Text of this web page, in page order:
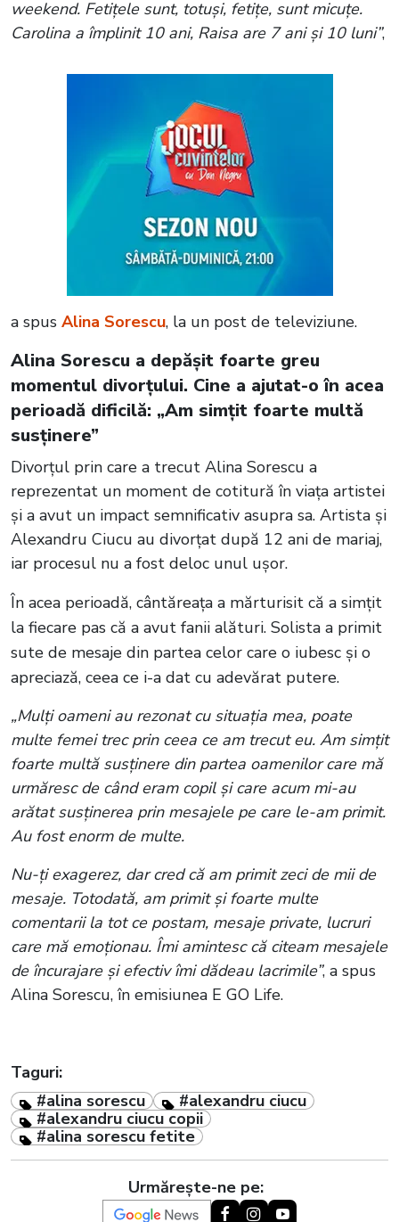
weekend. Fetițele sunt, totuși, fetițe, sunt micuțe.
Carolina a împlinit 10 ani, Raisa are 7 ani și 10 luni”,
a spus Alina Sorescu, la un post de televiziune.
Alina Sorescu a depășit foarte greu
momentul divorțului. Cine a ajutat-o în acea
perioadă dificilă: „Am simțit foarte multă
susținere”
Divorțul prin care a trecut Alina Sorescu a
reprezentat un moment de cotitură în viața artistei
și a avut un impact semnificativ asupra sa. Artista și
Alexandru Ciucu au divorțat după 12 ani de mariaj,
iar procesul nu a fost deloc unul ușor.
În acea perioadă, cântăreața a mărturisit că a simțit
la fiecare pas că a avut fanii alături. Solista a primit
sute de mesaje din partea celor care o iubesc și o
apreciază, ceea ce i-a dat cu adevărat putere.
„Mulți oameni au rezonat cu situația mea, poate
multe femei trec prin ceea ce am trecut eu. Am simțit
foarte multă susținere din partea oamenilor care mă
urmăresc de când eram copil și care acum mi-au
arătat susținerea prin mesajele pe care le-am primit.
Au fost enorm de multe.
Nu-ți exagerez, dar cred că am primit zeci de mii de
mesaje. Totodată, am primit și foarte multe
comentarii la tot ce postam, mesaje private, lucruri
care mă emoționau. Îmi amintesc că citeam mesajele
de încurajare și efectiv îmi dădeau lacrimile”, a spus
Alina Sorescu, în emisiunea E GO Life.
Taguri:
#alina sorescu
#alexandru ciucu
#alexandru ciucu copii
#alina sorescu fetite
Urmărește-ne pe: